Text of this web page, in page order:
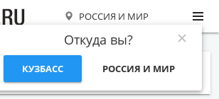
РОССИЯ И МИР
Откуда вы?
КУЗБАСС РОССИЯ И МИР
СТАТЬИ ТЕМЫ ФОТО